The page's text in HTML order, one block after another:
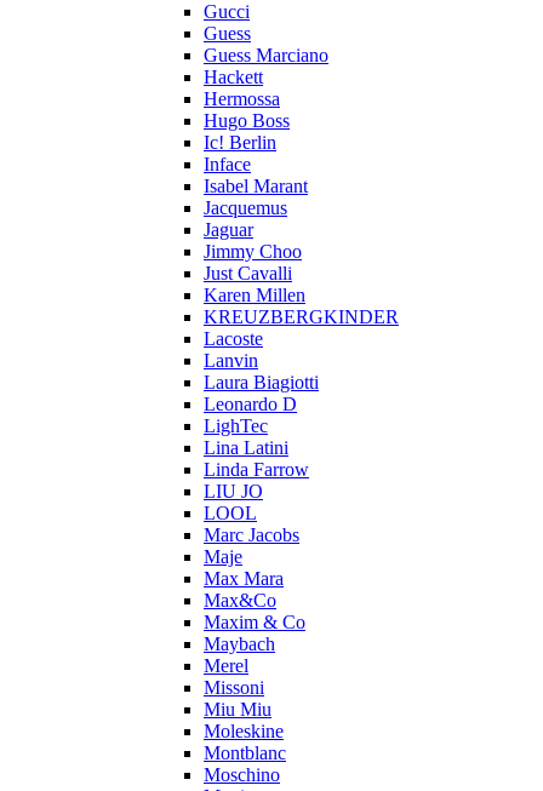
Gucci
Guess
Guess Marciano
Hackett
Hermossa
Hugo Boss
Ic! Berlin
Inface
Isabel Marant
Jacquemus
Jaguar
Jimmy Choo
Just Cavalli
Karen Millen
KREUZBERGKINDER
Lacoste
Lanvin
Laura Biagiotti
Leonardo D
LighTec
Lina Latini
Linda Farrow
LIU JO
LOOL
Marc Jacobs
Maje
Max Mara
Max&Co
Maxim & Co
Maybach
Merel
Missoni
Miu Miu
Moleskine
Montblanc
Moschino